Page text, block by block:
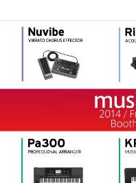
Events
Support
News